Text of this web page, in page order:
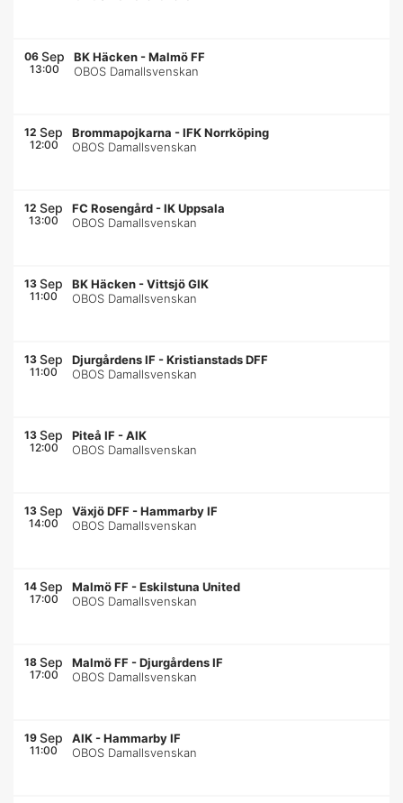
06 Sep
13:00
BK Häcken -Malmö FF
OBOS Damallsvenskan
12 Sep
12:00
Brommapojkarna -IFK Norrköping
OBOS Damallsvenskan
12 Sep
13:00
FC Rosengård -IK Uppsala
OBOS Damallsvenskan
13 Sep
11:00
BK Häcken -Vittsjö GIK
OBOS Damallsvenskan
13 Sep
11:00
Djurgårdens IF -Kristianstads DFF
OBOS Damallsvenskan
13 Sep
12:00
Piteå IF -AIK
OBOS Damallsvenskan
13 Sep
14:00
Växjö DFF -Hammarby IF
OBOS Damallsvenskan
14 Sep
17:00
Malmö FF -Eskilstuna United
OBOS Damallsvenskan
18 Sep
17:00
Malmö FF -Djurgårdens IF
OBOS Damallsvenskan
19 Sep
11:00
AIK -Hammarby IF
OBOS Damallsvenskan